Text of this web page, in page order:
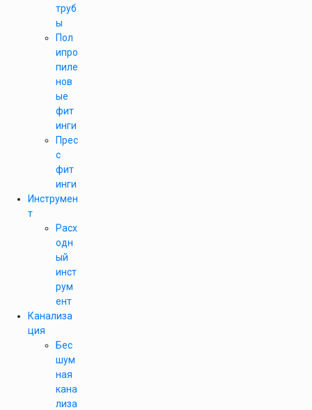
труб
ы
Пол
ипро
пиле
нов
ые
фит
инги
Прес
с
фит
инги
Инструмен
т
Расх
одн
ый
инст
рум
ент
Канализа
ция
Бес
шум
ная
кана
лиза